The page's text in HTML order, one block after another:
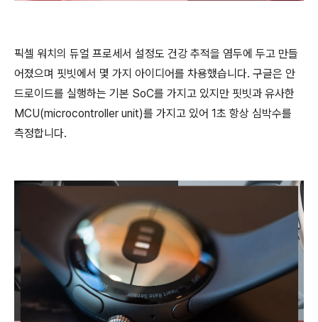
픽셀 워치의 듀얼 프로세서 설정도 건강 추적을 염두에 두고 만들
어졌으며 핏빗에서 몇 가지 아이디어를 차용했습니다. 구글은 안
드로이드를 실행하는 기본 SoC를 가지고 있지만 핏빗과 유사한
MCU(microcontroller unit)를 가지고 있어 1초 항상 심박수를
측정합니다.